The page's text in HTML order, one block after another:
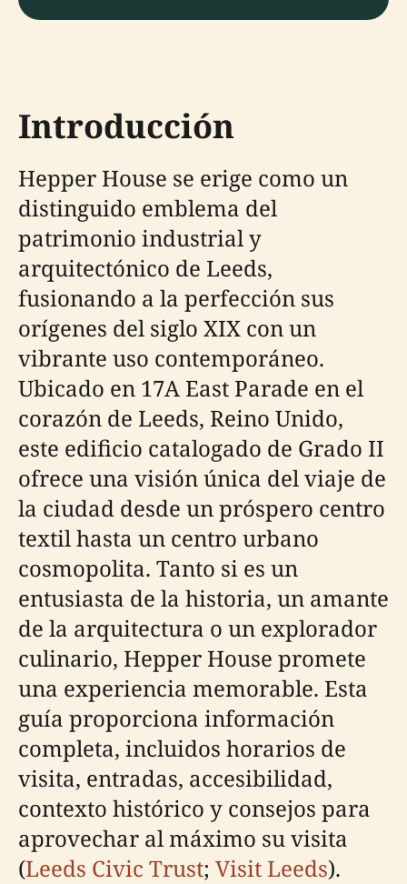
Introducción
Hepper House se erige como un
distinguido emblema del
patrimonio industrial y
arquitectónico de Leeds,
fusionando a la perfección sus
orígenes del siglo XIX con un
vibrante uso contemporáneo.
Ubicado en 17A East Parade en el
corazón de Leeds, Reino Unido,
este edificio catalogado de Grado II
ofrece una visión única del viaje de
la ciudad desde un próspero centro
textil hasta un centro urbano
cosmopolita. Tanto si es un
entusiasta de la historia, un amante
de la arquitectura o un explorador
culinario, Hepper House promete
una experiencia memorable. Esta
guía proporciona información
completa, incluidos horarios de
visita, entradas, accesibilidad,
contexto histórico y consejos para
aprovechar al máximo su visita
(Leeds Civic Trust; Visit Leeds).